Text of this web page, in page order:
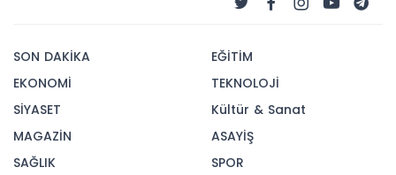
SON DAKİKA
EKONOMİ
SİYASET
MAGAZİN
SAĞLIK
EĞİTİM
TEKNOLOJİ
Kültür & Sanat
ASAYİŞ
SPOR